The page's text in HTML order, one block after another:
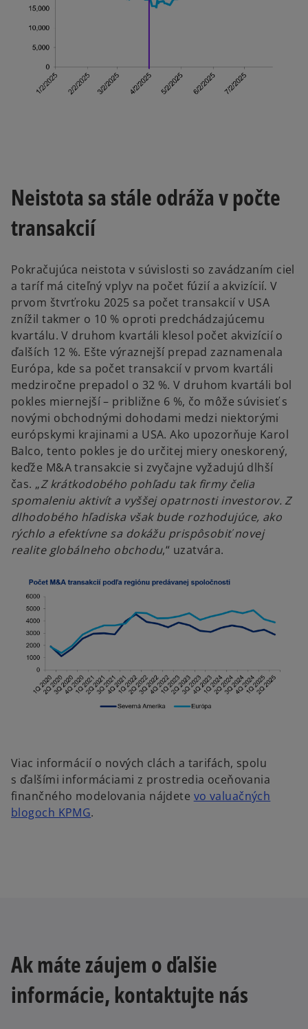
Neistota sa stále odráža v počte
transakcií
Pokračujúca neistota v súvislosti so zavádzaním ciel
a taríf má citeľný vplyv na počet fúzií a akvizícií. V
prvom štvrťroku 2025 sa počet transakcií v USA
znížil takmer o 10 % oproti predchádzajúcemu
kvartálu. V druhom kvartáli klesol počet akvizícií o
ďalších 12 %. Ešte výraznejší prepad zaznamenala
Európa, kde sa počet transakcií v prvom kvartáli
medziročne prepadol o 32 %. V druhom kvartáli bol
pokles miernejší – približne 6 %, čo môže súvisieť s
novými obchodnými dohodami medzi niektorými
európskymi krajinami a USA. Ako upozorňuje Karol
Balco, tento pokles je do určitej miery oneskorený,
keďže M&A transakcie si zvyčajne vyžadujú dlhší
čas. „Z krátkodobého pohľadu tak firmy čelia
spomaleniu aktivít a vyššej opatrnosti investorov. Z
dlhodobého hľadiska však bude rozhodujúce, ako
rýchlo a efektívne sa dokážu prispôsobiť novej
realite globálneho obchodu,“ uzatvára.
Viac informácií o nových clách a tarifách, spolu
s ďalšími informáciami z prostredia oceňovania
finančného modelovania nájdete vo valuačných
blogoch KPMG.
Ak máte záujem o ďalšie
informácie, kontaktujte nás